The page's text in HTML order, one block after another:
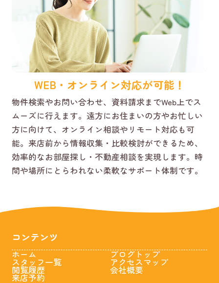
WEB・オンライン対応が可能！
物件検索やお問い合わせ、資料請求までWeb上でス
ムーズに行えます。遠方にお住まいの方やお忙しい
方に向けて、オンライン相談やリモート対応も可
能。来店前から情報収集・比較検討ができるため、
効率的なお部屋探し・不動産相談を実現します。時
間や場所にとらわれない柔軟なサポート体制です。
コンテンツ
ホーム
スタッフ一覧
閲覧履歴
来店予約
ブログトップ
アクセスマップ
会社概要